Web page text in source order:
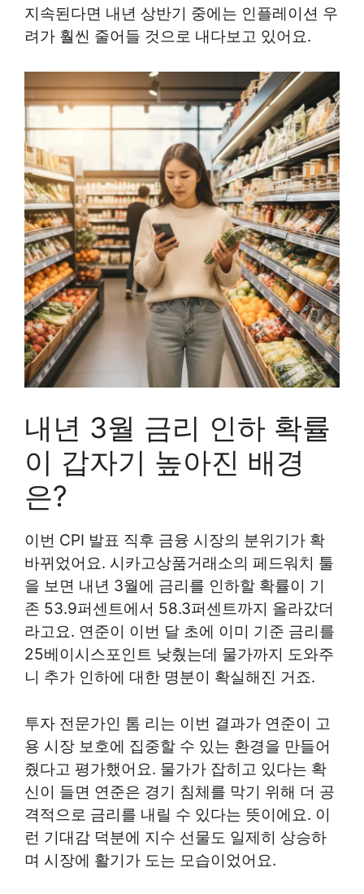
지속된다면 내년 상반기 중에는 인플레이션 우
려가 훨씬 줄어들 것으로 내다보고 있어요.
내년 3월 금리 인하 확률
이 갑자기 높아진 배경
은?
이번 CPI 발표 직후 금융 시장의 분위기가 확
바뀌었어요. 시카고상품거래소의 페드워치 툴
을 보면 내년 3월에 금리를 인하할 확률이 기
존 53.9퍼센트에서 58.3퍼센트까지 올라갔더
라고요. 연준이 이번 달 초에 이미 기준 금리를
25베이시스포인트 낮췄는데 물가까지 도와주
니 추가 인하에 대한 명분이 확실해진 거죠.
투자 전문가인 톰 리는 이번 결과가 연준이 고
용 시장 보호에 집중할 수 있는 환경을 만들어
줬다고 평가했어요. 물가가 잡히고 있다는 확
신이 들면 연준은 경기 침체를 막기 위해 더 공
격적으로 금리를 내릴 수 있다는 뜻이에요. 이
런 기대감 덕분에 지수 선물도 일제히 상승하
며 시장에 활기가 도는 모습이었어요.